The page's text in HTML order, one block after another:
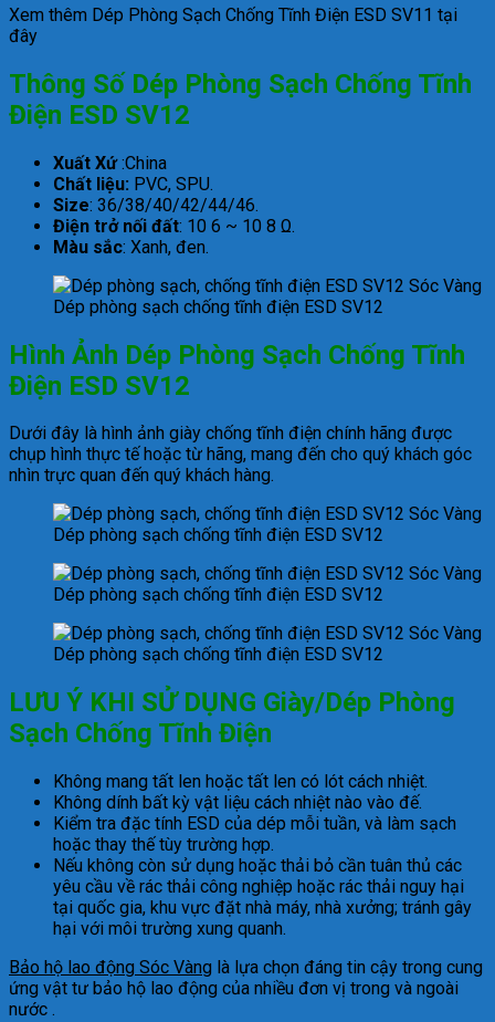
Xem thêm Dép Phòng Sạch Chống Tĩnh Điện ESD SV11 tại
đây
Thông Số Dép Phòng Sạch Chống Tĩnh
Điện ESD SV12
Xuất Xứ:China
Chất liệu: PVC, SPU.
Size: 36/38/40/42/44/46.
Điện trở nối đất: 10 6 ~ 10 8 Ω.
Màu sắc: Xanh, đen.
Dép phòng sạch chống tĩnh điện ESD SV12
Hình Ảnh Dép Phòng Sạch Chống Tĩnh
Điện ESD SV12
Dưới đây là hình ảnh giày chống tĩnh điện chính hãng được
chụp hình thực tế hoặc từ hãng, mang đến cho quý khách góc
nhìn trực quan đến quý khách hàng.
Dép phòng sạch chống tĩnh điện ESD SV12
Dép phòng sạch chống tĩnh điện ESD SV12
Dép phòng sạch chống tĩnh điện ESD SV12
LƯU Ý KHI SỬ DỤNG Giày/Dép Phòng
Sạch Chống Tĩnh Điện
Không mang tất len ​​hoặc tất len ​​có lót cách nhiệt.
Không dính bất kỳ vật liệu cách nhiệt nào vào đế.
Kiểm tra đặc tính ESD của dép mỗi tuần, và làm sạch
hoặc thay thế tùy trường hợp.
Nếu không còn sử dụng hoặc thải bỏ cần tuân thủ các
yêu cầu về rác thải công nghiệp hoặc rác thải nguy hại
tại quốc gia, khu vực đặt nhà máy, nhà xưởng; tránh gây
hại với môi trường xung quanh.
Bảo hộ lao động Sóc Vàng là lựa chọn đáng tin cậy trong cung
ứng vật tư bảo hộ lao động của nhiều đơn vị trong và ngoài
nước .